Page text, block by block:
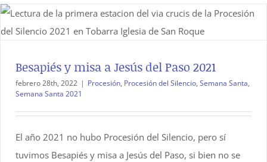
Besapiés y misa a Jesús del Paso 2021
febrero 28th, 2022 | Procesión, Procesión del Silencio, Semana Santa,
Semana Santa 2021
El año 2021 no hubo Procesión del Silencio, pero sí
tuvimos Besapiés y misa a Jesús del Paso, si bien no se